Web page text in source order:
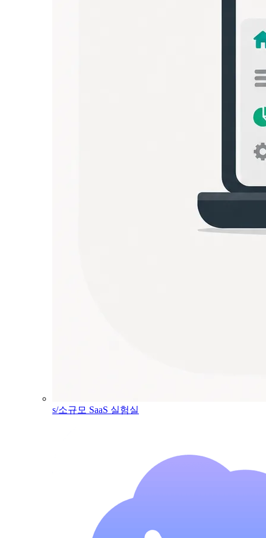
s/소규모 SaaS 실험실